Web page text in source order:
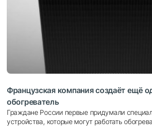
Французская компания создаёт ещё
обогреватель
Граждане России первые придумали
устройства, которые могут работать